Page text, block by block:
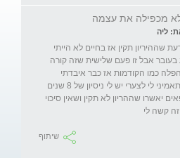
שההיריון תקין אז בחיים לא הייתי
אבל זו פעם שלישית שזה קורה
כמו הקודמות אז כבר איבדתי
תקווה לגבי ההריון הזה תאמיני לי לצערי יש לי ניסיון של 8 שנים
יאשרו שההריון לא תקין ושאין סיכוי
קשה לי
שיתוף